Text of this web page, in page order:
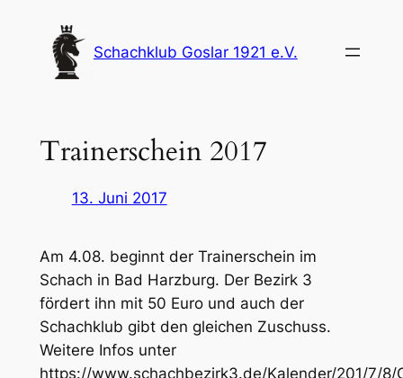
springen
Schachklub Goslar 1921 e.V.
Trainerschein 2017
13. Juni 2017
Am 4.08. beginnt der Trainerschein im
Schach in Bad Harzburg. Der Bezirk 3
fördert ihn mit 50 Euro und auch der
Schachklub gibt den gleichen Zuschuss.
Weitere Infos unter
https://www.schachbezirk3.de/Kalender/201/7/8/